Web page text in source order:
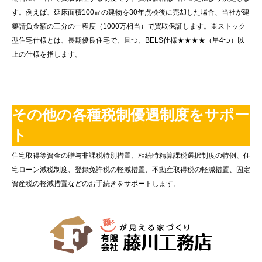
す。例えば、延床面積100㎡の建物を30年点検後に売却した場合、当社が建
築請負金額の三分の一程度（1000万相当）で買取保証します。※ストック
型住宅仕様とは、長期優良住宅で、且つ、BELS仕様★★★★（星4つ）以
上の仕様を指します。
その他の各種税制優遇制度をサポー
ト
住宅取得等資金の贈与非課税特別措置、相続時精算課税選択制度の特例、住
宅ローン減税制度、登録免許税の軽減措置、不動産取得税の軽減措置、固定
資産税の軽減措置などのお手続きをサポートします。